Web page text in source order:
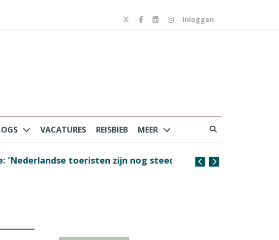
Inloggen
VACATURES REISBIEB MEER
toeristen zijn nog steeds
Coffee with the